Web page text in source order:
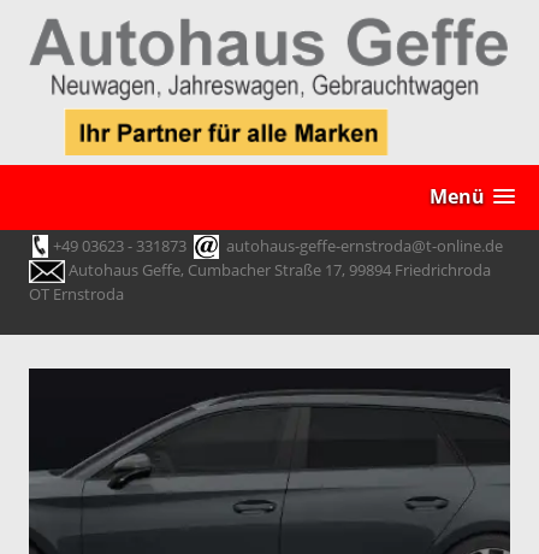
Menü
+49 03623 - 331873
autohaus-geffe-ernstroda@t-online.de
Autohaus Geffe, Cumbacher Straße 17, 99894 Friedrichroda
OT Ernstroda